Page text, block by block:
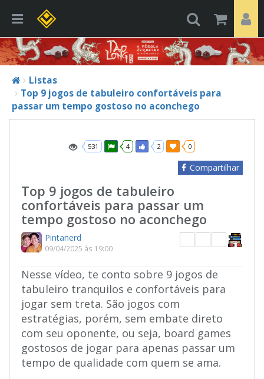
Listas
Top 9 jogos de tabuleiro confortáveis para
passar um tempo gostoso no aconchego
531 4 2 0
Compartilhar
Top 9 jogos de tabuleiro
confortáveis para passar um
tempo gostoso no aconchego
Pintanerd
09/04/2025 às 19:00
Nesse vídeo, te conto sobre 9 jogos de
tabuleiro tranquilos e confortáveis para
jogar sem treta. São jogos com
estratégias, porém, sem embate direto
com seu oponente, ou seja, board games
gostosos de jogar para apenas passar um
tempo de qualidade com quem se ama.